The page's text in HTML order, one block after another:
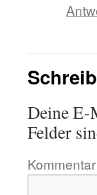
Deine E-
Felder
Kommentar